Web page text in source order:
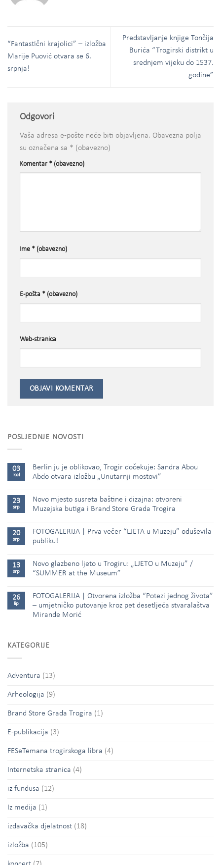
“Fantastični krajolici” – izložba
Marije Puović otvara se 6.
srpnja!
Predstavljanje knjige Tončija
Burića “Trogirski distrikt u
srednjem vijeku do 1537.
godine”
Odgovori
Vaša adresa e-pošte neće biti objavljena. Obavezna polja
su označena sa * (obavezno)
Komentar * (obavezno)
Ime * (obavezno)
E-pošta * (obavezno)
Web-stranica
POSLJEDNJE NOVOSTI
03
kol
Berlin ju je oblikovao, Trogir dočekuje: Sandra Abou
Abdo otvara izložbu „Unutarnji mostovi”
23
srp
Novo mjesto susreta baštine i dizajna: otvoreni
Muzejska butiga i Brand Store Grada Trogira
20
srp
FOTOGALERIJA | Prva večer “LJETA u Muzeju” oduševila
publiku!
13
srp
Novo glazbeno ljeto u Trogiru: „LJETO u Muzeju” /
“SUMMER at the Museum”
26
lip
FOTOGALERIJA | Otvorena izložba “Potezi jednog života”
– umjetničko putovanje kroz pet desetljeća stvaralaštva
Mirande Morić
KATEGORIJE
Adventura (13)
Arheologija (9)
Brand Store Grada Trogira (1)
E-publikacija (3)
FESeTemana trogirskoga libra (4)
Internetska stranica (4)
iz fundusa (12)
Iz medija (1)
izdavačka djelatnost (18)
izložba (105)